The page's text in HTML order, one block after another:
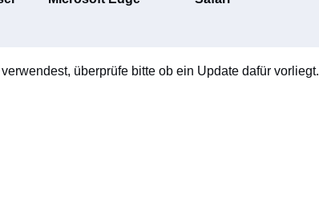
überprüfe bitte ob ein Update dafür vorliegt.